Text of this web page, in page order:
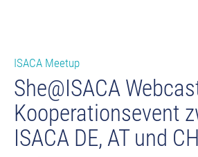
ISACA Meetup
She@ISACA
Kooperationsevent
ISACA DE, AT und CH